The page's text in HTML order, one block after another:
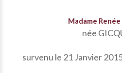
Madame Renée
née
survenu le 21 Janvier